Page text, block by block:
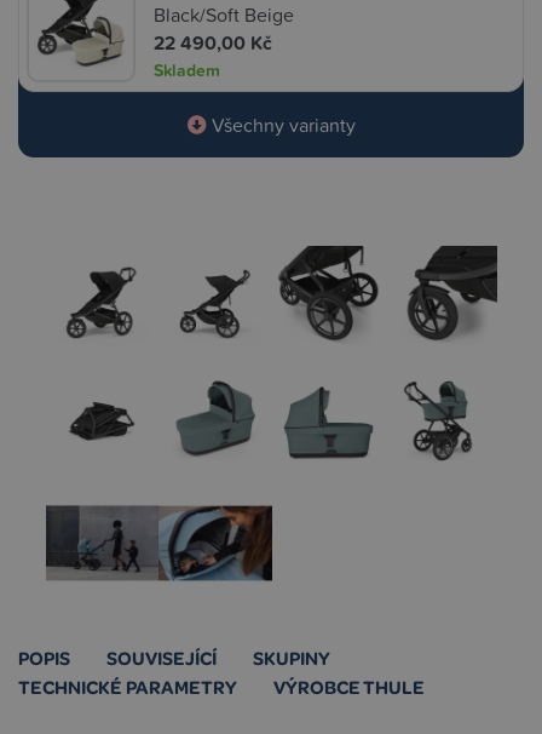
Black/Soft Beige
22 490,00 Kč
Skladem
Všechny varianty
POPIS SOUVISEJÍCÍ
SKUPINY
TECHNICKÉ PARAMETRY
VÝROBCE THULE